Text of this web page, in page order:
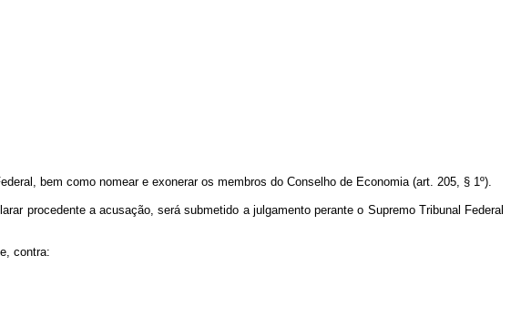
bem como nomear e exonerar os membros do Conselho de Economia (art. 205, § 1º).
procedente a acusação, será submetido a julgamento perante o Supremo Tribunal Federal
contra: